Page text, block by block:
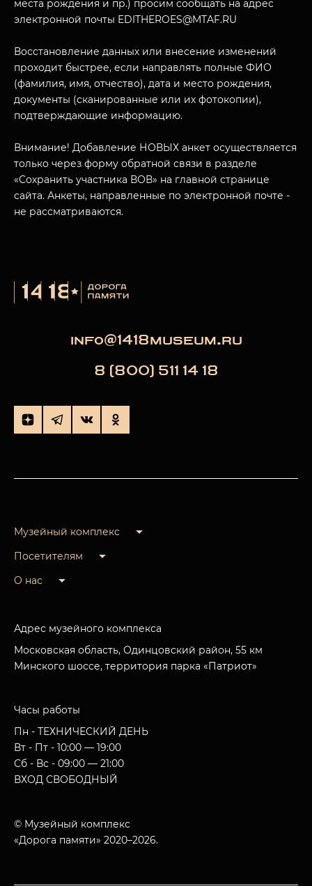
МУЗЕЙНЫЙ КОМПЛЕКС
ПОСЕТИТЕЛЯМ
О НАС
НАЗАД
места рождения и пр.) просим сообщать на адрес
электронной почты EDITHEROES@MTAF.RU
Восстановление данных или внесение изменений
проходит быстрее, если направлять полные ФИО
(фамилия, имя, отчество), дата и место рождения,
документы (сканированные или их фотокопии),
подтверждающие информацию.
Внимание! Добавление НОВЫХ анкет осуществляется
только через форму обратной связи в разделе
«Сохранить участника ВОВ» на главной странице
сайта. Анкеты, направленные по электронной почте -
не рассматриваются.
info@1418museum.ru
8 (800) 511 14 18
Музейный комплекс
Посетителям
О нас
Адрес музейного комплекса
Московская область, Одинцовский район, 55 км
Минского шоссе, территория парка «Патриот»
Часы работы
Пн - ТЕХНИЧЕСКИЙ ДЕНЬ
Вт - Пт - 10:00 — 19:00
Сб - Вс - 09:00 — 21:00
ВХОД СВОБОДНЫЙ
© Музейный комплекс
«Дорога памяти» 2020–2026.